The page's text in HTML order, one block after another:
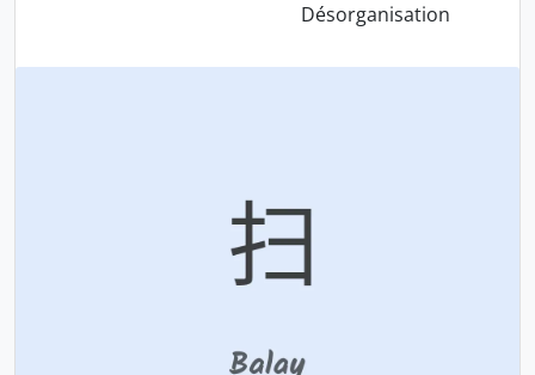
Désorganisation